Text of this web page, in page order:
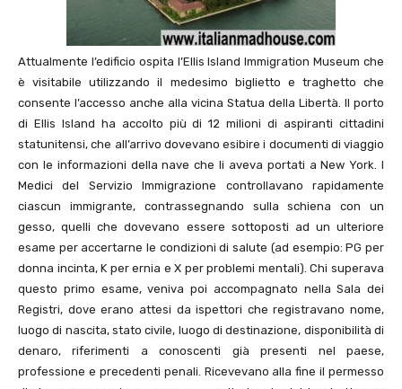
Attualmente l’edificio ospita l’Ellis Island Immigration Museum che
è visitabile utilizzando il medesimo biglietto e traghetto che
consente l’accesso anche alla vicina Statua della Libertà. Il porto
di Ellis Island ha accolto più di 12 milioni di aspiranti cittadini
statunitensi, che all’arrivo dovevano esibire i documenti di viaggio
con le informazioni della nave che li aveva portati a New York. I
Medici del Servizio Immigrazione controllavano rapidamente
ciascun immigrante, contrassegnando sulla schiena con un
gesso, quelli che dovevano essere sottoposti ad un ulteriore
esame per accertarne le condizioni di salute (ad esempio: PG per
donna incinta, K per ernia e X per problemi mentali). Chi superava
questo primo esame, veniva poi accompagnato nella Sala dei
Registri, dove erano attesi da ispettori che registravano nome,
luogo di nascita, stato civile, luogo di destinazione, disponibilità di
denaro, riferimenti a conoscenti già presenti nel paese,
professione e precedenti penali. Ricevevano alla fine il permesso